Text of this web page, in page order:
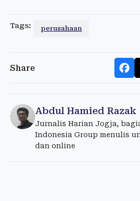
Tags: perusahaan
Share
Abdul Hamied Razak
Jurnalis Harian Jogja,
Indonesia Group menulis
dan online